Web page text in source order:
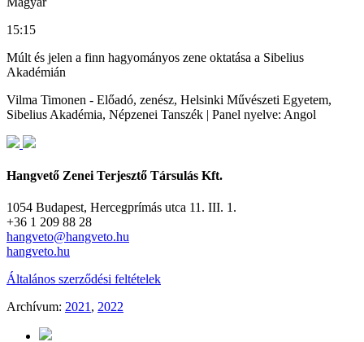
15:15
Múlt és jelen a finn hagyományos zene oktatása a Sibelius
Akadémián
Vilma Timonen - Előadó, zenész, Helsinki Művészeti Egyetem,
Sibelius Akadémia, Népzenei Tanszék | Panel nyelve: Angol
Hangvető Zenei Terjesztő Társulás Kft.
1054 Budapest, Hercegprímás utca 11. III. 1.
+36 1 209 88 28
hangveto@hangveto.hu
hangveto.hu
Általános szerződési feltételek
Archívum: 2021 , 2022